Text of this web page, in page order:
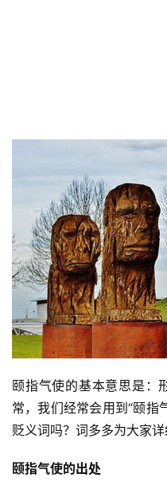
颐指气使的基本意思是：
常，我们经常会用到“颐指
贬义词吗？词多多为大家详
颐指气使的出处